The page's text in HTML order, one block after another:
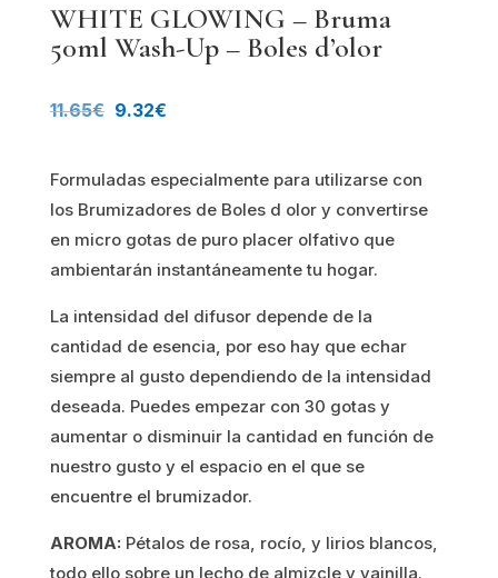
WHITE GLOWING – Bruma
50ml Wash-Up – Boles d’olor
11.65€ El
original
era:
11.65€.
9.32€El
actual
es:
9.32€.
Formuladas especialmente para utilizarse con
los Brumizadores de Boles d olor y convertirse
en micro gotas de puro placer olfativo que
ambientarán instantáneamente tu hogar.
La intensidad del difusor depende de la
cantidad de esencia, por eso hay que echar
siempre al gusto dependiendo de la intensidad
deseada. Puedes empezar con 30 gotas y
aumentar o disminuir la cantidad en función de
nuestro gusto y el espacio en el que se
encuentre el brumizador.
AROMA: Pétalos de rosa, rocío, y lirios blancos,
todo ello sobre un lecho de almizcle y vainilla.